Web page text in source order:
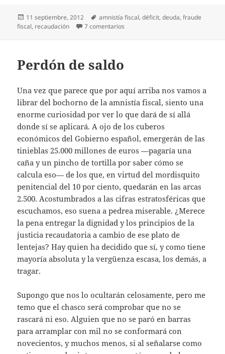
Publicado
el
11 septiembre, 2012 Etiquetas
amnistía fiscal,déficit,deuda,fraude
fiscal, recaudación 7 comentarios
Perdón de saldo
Una vez que parece que por aquí arriba nos vamos a
librar del bochorno de la amnistía fiscal, siento una
enorme curiosidad por ver lo que dará de sí allá
donde sí se aplicará. A ojo de los cuberos
económicos del Gobierno español, emergerán de las
tinieblas 25.000 millones de euros —pagaría una
caña y un pincho de tortilla por saber cómo se
calcula eso— de los que, en virtud del mordisquito
penitencial del 10 por ciento, quedarán en las arcas
2.500. Acostumbrados a las cifras estratosféricas que
escuchamos, eso suena a pedrea miserable. ¿Merece
la pena entregar la dignidad y los principios de la
justicia recaudatoria a cambio de ese plato de
lentejas? Hay quien ha decidido que sí, y como tiene
mayoría absoluta y la vergüenza escasa, los demás, a
tragar.
Supongo que nos lo ocultarán celosamente, pero me
temo que el chasco será comprobar que no se
rascará ni eso. Alguien que no se paró en barras
para arramplar con mil no se conformará con
novecientos, y muchos menos, si al señalarse como